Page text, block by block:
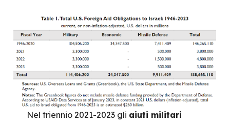
Nel triennio 2021-2023 gli aiuti militari